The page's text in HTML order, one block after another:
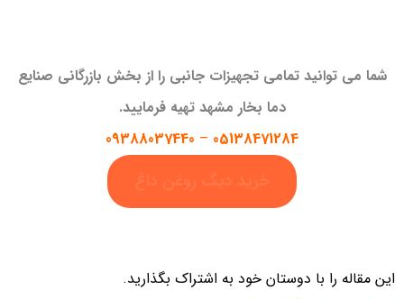
شما می توانید تمامی تجهیزات جانبی را از بخش بازرگانی صنایع
دما بخار مشهد تهیه فرمایید.
05138471284
–
09388037440
این مقاله را با دوستان خود به اشتراک بگذارید.